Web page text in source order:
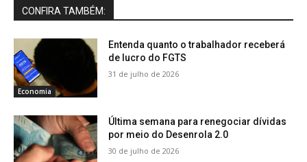
CONFIRA TAMBÉM:
Economia
Entenda quanto o trabalhador receberá
de lucro do FGTS
31 de julho de 2026
Última semana para renegociar dívidas
por meio do Desenrola 2.0
30 de julho de 2026